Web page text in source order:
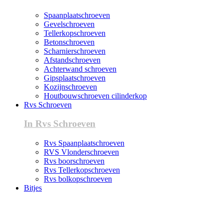
Spaanplaatschroeven
Gevelschroeven
Tellerkopschroeven
Betonschroeven
Scharnierschroeven
Afstandschroeven
Achterwand schroeven
Gipsplaatschroeven
Kozijnschroeven
Houtbouwschroeven cilinderkop
Rvs Schroeven
In Rvs Schroeven
Rvs Spaanplaatschroeven
RVS Vlonderschroeven
Rvs boorschroeven
Rvs Tellerkopschroeven
Rvs bolkopschroeven
Bitjes